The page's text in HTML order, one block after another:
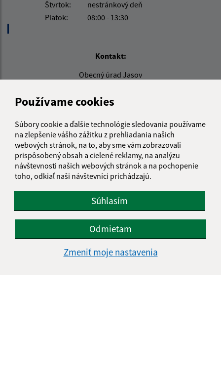
Používame cookies
Súbory cookie a ďalšie technológie sledovania používame
na zlepšenie vášho zážitku z prehliadania našich
webových stránok, na to, aby sme vám zobrazovali
prispôsobený obsah a cielené reklamy, na analýzu
návštevnosti našich webových stránok a na pochopenie
toho, odkiaľ naši návštevníci prichádzajú.
Súhlasím
Odmietam
Zmeniť moje nastavenia
Štvrtok:
nestránkový deň
Piatok:
08:00 - 13:30
Kontakt:
Obecný úrad Jasov
044 23 Jasov
+421 948 981 666
IČO: 00324264